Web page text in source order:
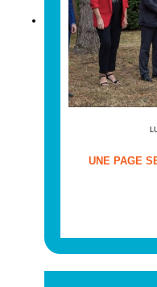
UNE PAGE